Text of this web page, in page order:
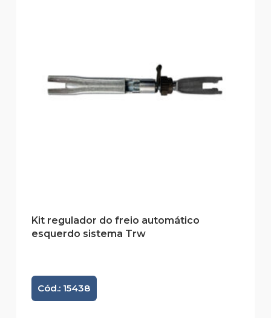
Kit regulador do freio automático
esquerdo sistema Trw
Cód.: 15438